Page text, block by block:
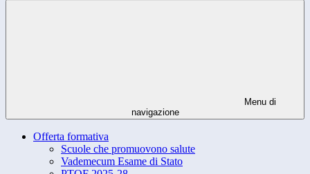
Menu di
navigazione
Offerta formativa
Scuole che promuovono salute
Vademecum Esame di Stato